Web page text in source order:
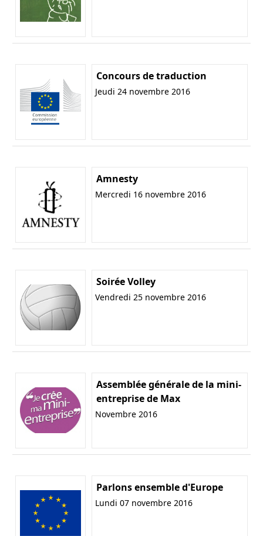
Concours de traduction
Jeudi 24 novembre 2016
Amnesty
Mercredi 16 novembre 2016
Soirée Volley
Vendredi 25 novembre 2016
Assemblée générale de la mini-
entreprise de Max
Novembre 2016
Parlons ensemble d'Europe
Lundi 07 novembre 2016